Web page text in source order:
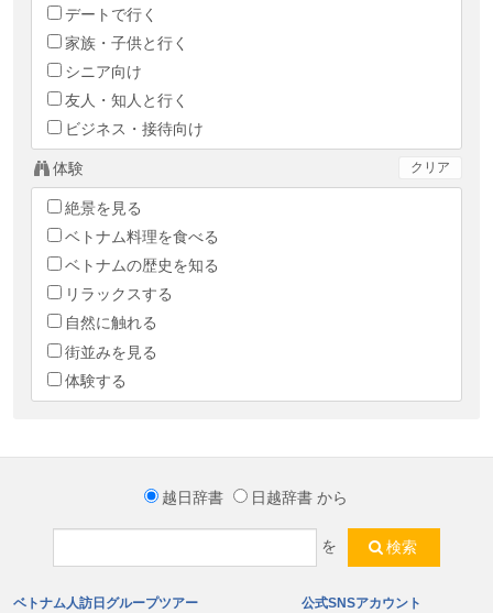
デートで行く
家族・子供と行く
シニア向け
友人・知人と行く
ビジネス・接待向け
体験 クリア
絶景を見る
ベトナム料理を食べる
ベトナムの歴史を知る
リラックスする
自然に触れる
街並みを見る
体験する
越日辞書 日越辞書 から
を 検索
ベトナム人訪日グループツアー 公式SNSアカウント